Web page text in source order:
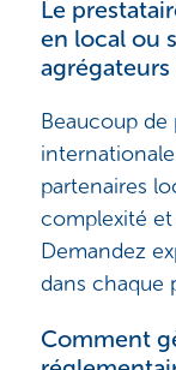
Le
en local ou
agrégateurs
Beaucoup de
partenaires
complexité et
Demandez
dans chaque
Comment